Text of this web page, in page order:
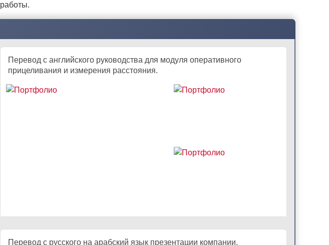
работы.
Перевод с английского руководства для модуля оперативного
прицеливания и измерения расстояния.
Перевод с русского на арабский язык презентации компании.